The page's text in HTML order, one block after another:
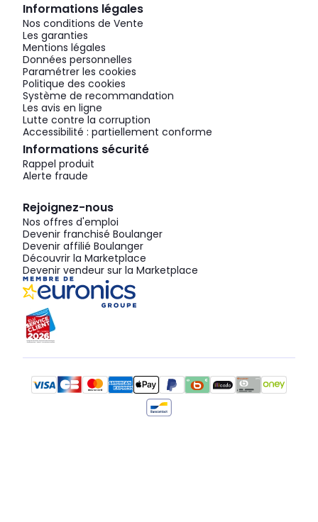
Informations légales
Nos conditions de Vente
Les garanties
Mentions légales
Données personnelles
Paramétrer les cookies
Politique des cookies
Système de recommandation
Les avis en ligne
Lutte contre la corruption
Accessibilité : partiellement conforme
Informations sécurité
Rappel produit
Alerte fraude
Rejoignez-nous
Nos offres d'emploi
Devenir franchisé Boulanger
Devenir affilié Boulanger
Découvrir la Marketplace
Devenir vendeur sur la Marketplace